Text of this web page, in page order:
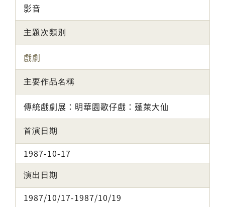
影音
主題次類別
戲劇
主要作品名稱
傳統戲劇展：明華園歌仔戲：蓬萊大仙
首演日期
1987-10-17
演出日期
1987/10/17-1987/10/19